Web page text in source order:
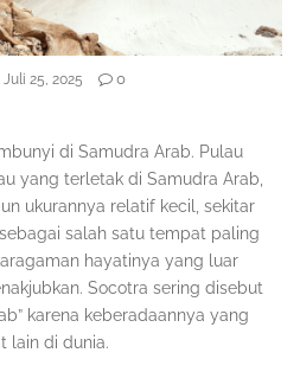
Juli 25, 2025 0
di Samudra Arab. Pulau
yang terletak di Samudra Arab,
ukurannya relatif kecil, sekitar
salah satu tempat paling
hayatinya yang luar
Socotra sering disebut
karena keberadaannya yang
lain di dunia.